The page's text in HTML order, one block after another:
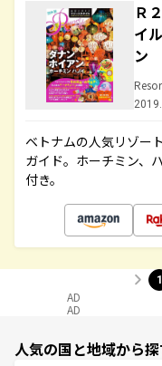
Ｒ
イ
ン
ベトナムの人気リゾー
ガイド。ホーチミン、
付き。
1
AD
AD
人気の国と地域から